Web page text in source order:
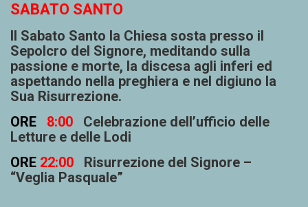
SABATO SANTO
Il Sabato Santo la Chiesa sosta presso il
Sepolcro del Signore, meditando sulla
passione e morte, la discesa agli inferi ed
aspettando nella preghiera e nel digiuno la
Sua Risurrezione.
ORE 8:00 Celebrazione dell’ufficio delle
Letture e delle Lodi
ORE 22:00 Risurrezione del Signore –
“Veglia Pasquale”